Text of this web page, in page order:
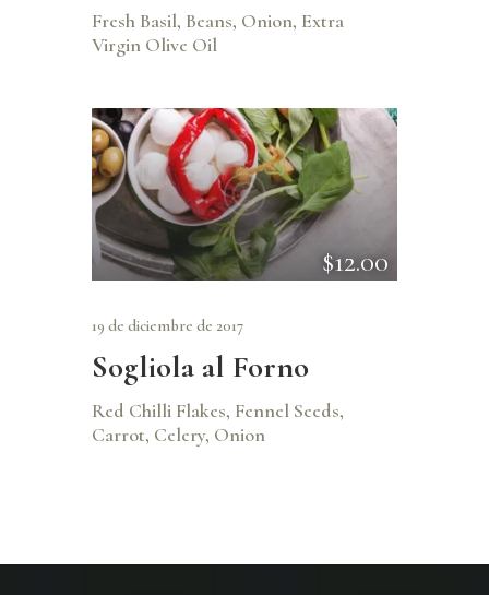
Fresh Basil, Beans, Onion, Extra
Virgin Olive Oil
$12.00
19 de diciembre de 2017
Sogliola al Forno
Red Chilli Flakes, Fennel Seeds,
Carrot, Celery, Onion